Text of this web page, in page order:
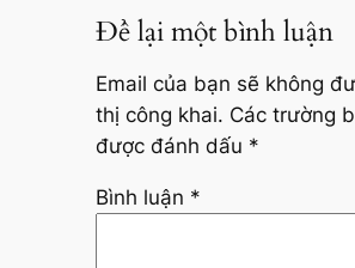
Để lại một bình luận
Email của bạn sẽ không
thị công khai. Các trường
được đánh dấu *
Bình luận *